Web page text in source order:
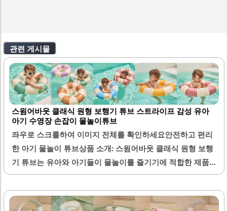
관련 게시물
스윔어바웃 클래식 원형 보행기 튜브 스트라이프 감성 유아
아기 수영장 손잡이 물놀이튜브
좌우로 스크롤하여 이미지 전체를 확인하세요안전하고 편리
한 아기 물놀이 튜브상품 소개: 스윔어바웃 클래식 원형 보행
기 튜브는 유아와 아기들이 물놀이를 즐기기에 적합한 제품
입니다. 이 튜브는 안전성을 고려하여 디자인되었으며, 아기
들이 편안하게 사용할 수 있도록 손잡이가 부착되어 있습니
다. 색상은 쨍한 노란색으로, 시각적으로 매력적이며 아기들